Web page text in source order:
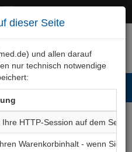
dieser Seite
und allen darauf
nur technisch notwendige
Ihre HTTP-Session auf dem Server
Warenkorbinhalt - wenn Sie